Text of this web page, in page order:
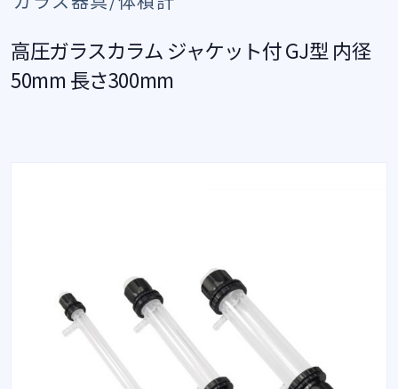
高圧ガラスカラム ジャケット付 GJ型 内径
50mm 長さ300mm